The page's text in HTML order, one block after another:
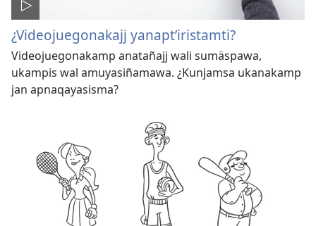
¿Videojuegonakajj yanaptʼiristamti?
Videojuegonakamp anatañajj wali sumäspawa,
ukampis wal amuyasiñamawa. ¿Kunjamsa ukanakamp
jan apnaqayasisma?